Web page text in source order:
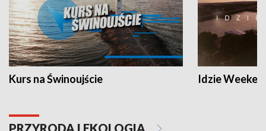
Kurs na Świnoujście Idzie
PRZYRODA I EKOLOGIA